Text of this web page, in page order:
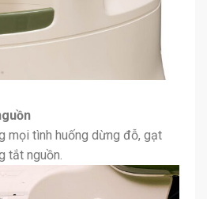
mọi tình huống dừng đỗ, gạt
tắt nguồn.